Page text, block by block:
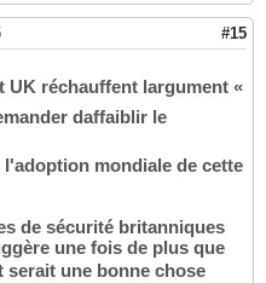
#15
réchauffent largument «
daffaiblir le
mondiale de cette
de sécurité britanniques
une fois de plus que
serait une bonne chose